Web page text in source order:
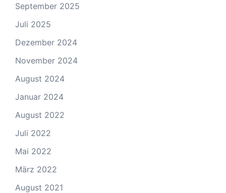
September 2025
Juli 2025
Dezember 2024
November 2024
August 2024
Januar 2024
August 2022
Juli 2022
Mai 2022
März 2022
August 2021